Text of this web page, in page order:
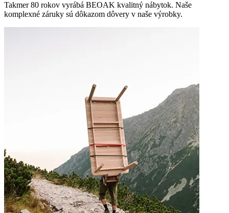
Takmer 80 rokov vyrábá BEOAK kvalitný nábytok. Naše
komplexné záruky sú dôkazom dôvery v naše výrobky.